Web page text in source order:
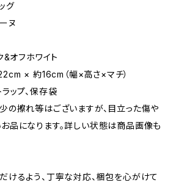
グ
ヌ
&オフホワイト
× 約16cm（幅×高さ×マチ）
ップ、保存袋
の擦れ等はございますが、目立った傷や
品になります。詳しい状態は商品画像も
けるよう、丁寧な対応、梱包を心がけて